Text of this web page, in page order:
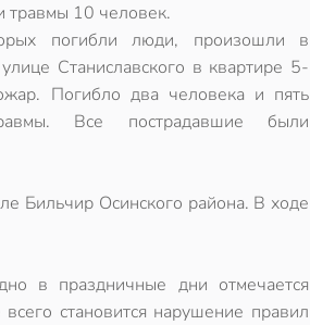
травмы 10 человек.
погибли люди, произошли в
Станиславского в квартире 5-
Погибло два человека и пять
Все пострадавшие были
Бильчир Осинского района. В ходе
в праздничные дни отмечается
становится нарушение правил